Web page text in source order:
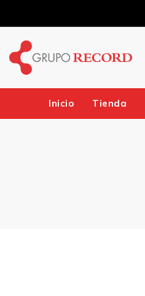
Inicio Tienda